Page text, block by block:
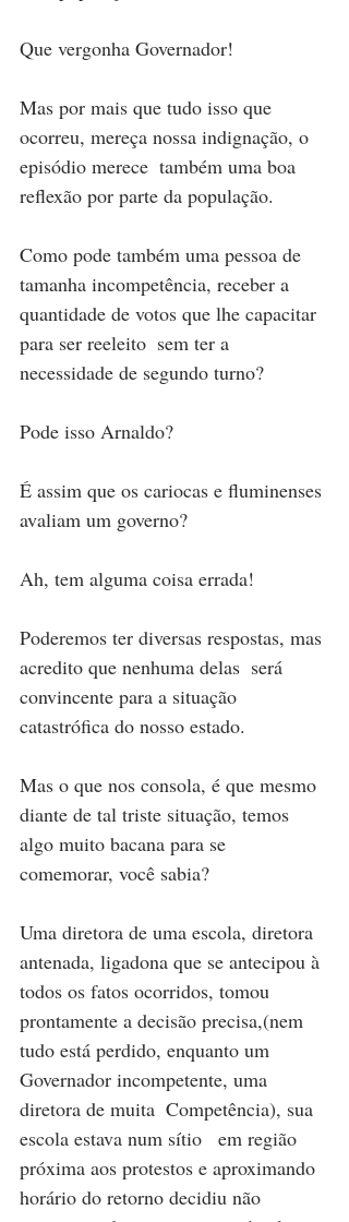
Que vergonha Governador!
Mas por mais que tudo isso que
ocorreu, mereça nossa indignação, o
episódio merece  também uma boa
reflexão por parte da população.
Como pode também uma pessoa de
tamanha incompetência, receber a
quantidade de votos que lhe capacitar
para ser reeleito  sem ter a
necessidade de segundo turno?
Pode isso Arnaldo?
É assim que os cariocas e fluminenses
avaliam um governo?
Ah, tem alguma coisa errada!
Poderemos ter diversas respostas, mas
acredito que nenhuma delas  será
convincente para a situação
catastrófica do nosso estado.
Mas o que nos consola, é que mesmo
diante de tal triste situação, temos
algo muito bacana para se
comemorar, você sabia?
Uma diretora de uma escola, diretora
antenada, ligadona que se antecipou à
todos os fatos ocorridos, tomou
prontamente a decisão precisa,(nem
tudo está perdido, enquanto um
Governador incompetente, uma
diretora de muita  Competência), sua
escola estava num sítio   em região
próxima aos protestos e aproximando
horário do retorno decidiu não